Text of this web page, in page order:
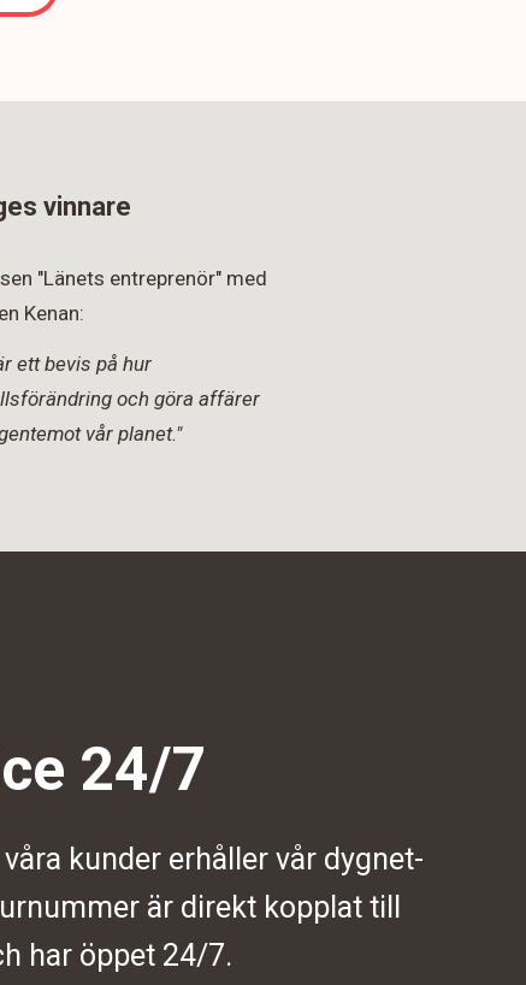
vinnare
"Länets entreprenör" med
Kenan:
ett bevis på hur
och göra affärer
vår planet."
24/7
kunder erhåller vår dygnet-
är direkt kopplat till
har öppet 24/7.